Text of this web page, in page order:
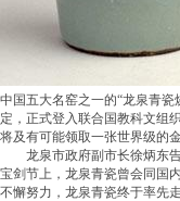
中国五大名窑之一的“龙泉青
定，正式登入联合国教科文组
将及有可能领取一张世界级的
龙泉市政府副市长徐炳东告
宝剑节上，龙泉青瓷曾会同国
不懈努力，龙泉青瓷终于率先